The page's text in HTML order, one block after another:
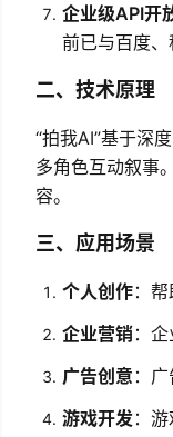
企业级API开
前已与百度、
二、技术原理
“拍我AI”基于深
多角色互动叙事
容。
三、应用场景
个人创作：
企业营销：
广告创意 ：
游戏开发：